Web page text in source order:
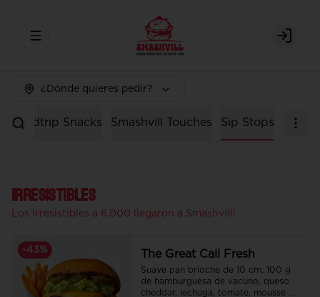
Abrir menu de navegación Login
¿Dónde quieres pedir?
Roadtrip Snacks Smashvill Touches Sip Stops
Irresistibles
Los Irresistibles a 6.000 llegaron a Smashvill!
-43% The Great Cali Fresh
Suave pan brioche de 10 cm, 100 g
de hamburguesa de vacuno, queso
cheddar, lechuga, tomate, mousse de